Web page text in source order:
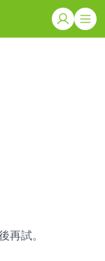
再試。